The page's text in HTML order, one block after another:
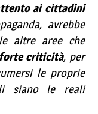
ttento ai cittadini
avrebbe
altre aree che
forte criticità, per
le proprie
siano le reali